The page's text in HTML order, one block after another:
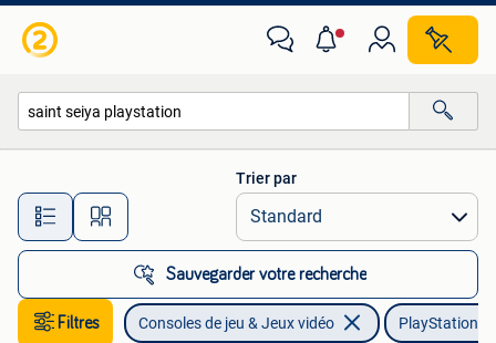
Toutes les distances…
Trier par
Sauvegarder votre recherche
Filtres Consoles de jeu & Jeux vidéo PlayStation 4